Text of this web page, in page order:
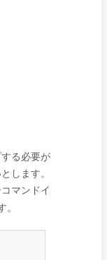
る必要が
します。
マンドイ